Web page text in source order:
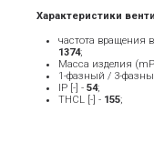
Характеристики
частота вращения
1374;
Масса изделия
1-фазный / 3-
IP [-] - 54;
THCL [-] - 155;